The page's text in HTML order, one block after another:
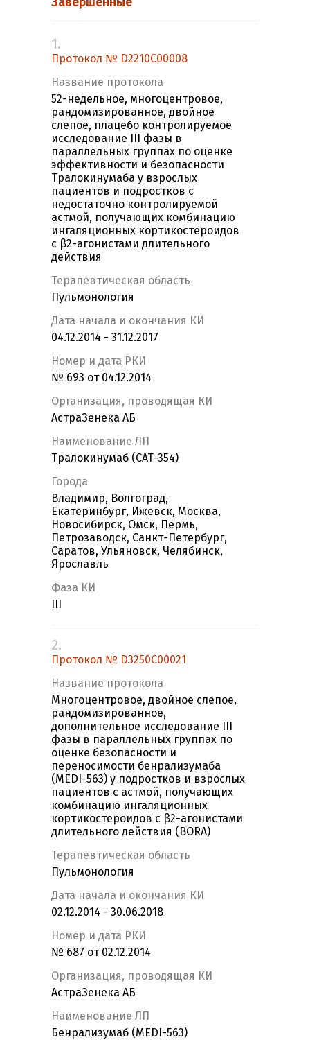
1.
Протокол № D2210C00008
Название протокола
52-недельное, многоцентровое,
рандомизированное, двойное
слепое, плацебо контролируемое
исследование III фазы в
параллельных группах по оценке
эффективности и безопасности
Тралокинумаба у взрослых
пациентов и подростков с
недостаточно контролируемой
астмой, получающих комбинацию
ингаляционных кортикостероидов
с β2-агонистами длительного
действия
Терапевтическая область
Пульмонология
Дата начала и окончания КИ
04.12.2014 - 31.12.2017
Номер и дата РКИ
№ 693 от 04.12.2014
Организация, проводящая КИ
АстраЗенека АБ
Наименование ЛП
Тралокинумаб (САТ-354)
Города
Владимир, Волгоград,
Екатеринбург, Ижевск, Москва,
Новосибирск, Омск, Пермь,
Петрозаводск, Санкт-Петербург,
Саратов, Ульяновск, Челябинск,
Ярославль
Фаза КИ
2.
Протокол № D3250С00021
Название протокола
Многоцентровое, двойное слепое,
рандомизированное,
дополнительное исследование III
фазы в параллельных группах по
оценке безопасности и
переносимости бенрализумаба
(MEDI-563) у подростков и взрослых
пациентов с астмой, получающих
комбинацию ингаляционных
кортикостероидов с β2-агонистами
длительного действия (BORA)
Терапевтическая область
Пульмонология
Дата начала и окончания КИ
02.12.2014 - 30.06.2018
Номер и дата РКИ
№ 687 от 02.12.2014
Организация, проводящая КИ
АстраЗенека АБ
Наименование ЛП
Бенрализумаб (MEDI-563)